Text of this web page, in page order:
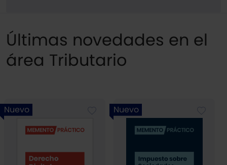
Últimas novedades en el
área Tributario
Nuevo Nuevo